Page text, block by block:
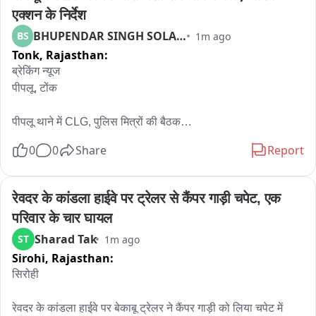
एक्शन के निर्देश
BS BHUPENDAR SINGH SOLANKI 1m ago
Tonk, Rajasthan:
ब्रेकिंग न्यूज
पीपलू, टोंक
पीपलू थाने में CLG, पुलिस मित्रों की बैठक
बैठक
बैठक में पीपलू डिप्टी रामावतार चौधरी, थानाधिकारी रविश सामरिया, CLG
सदस्य एवं थाना स्टाफ रहा मौजूद
अतिरिक्त पुलिस अधीक्षक ने सीएलजी सदस्यों से क्षेत्र की कानून व्यवस्था
से जुड़ी समस्याएं सुनी
समस्या बताई
0 0 Share Report
रेवदर के कांडला हाईवे पर ट्रेलर से कैंपर गाड़ी चपेट, एक
परिवार के चार घायल
ST Sharad Tak 1m ago
Sirohi, Rajasthan:
सिरोही
रेवदर के कांडला हाईवे पर बेकाबू ट्रेलर ने कैंपर गाड़ी को लिया चपेट में